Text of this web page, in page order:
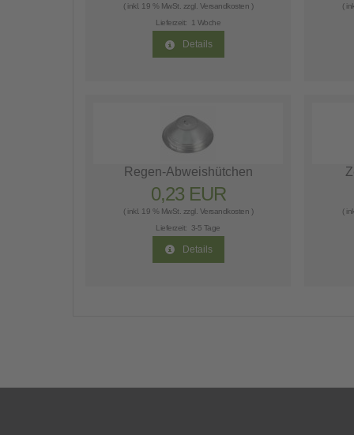
( inkl. 19 % MwSt. zzgl. Versandkosten )
Lieferzeit:
1 Woche
Details
(
Regen-Abweishütchen
0,23 EUR
( inkl. 19 % MwSt. zzgl. Versandkosten )
Lieferzeit:
3-5 Tage
Details
(